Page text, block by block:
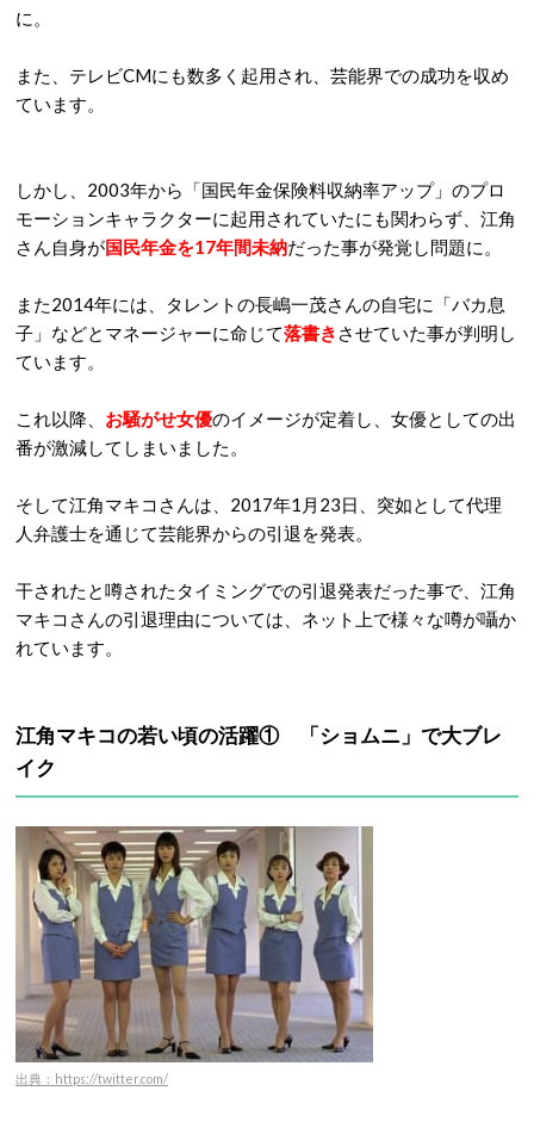
に。
また、テレビCMにも数多く起用され、芸能界での成功を収め
ています。
しかし、2003年から「国民年金保険料収納率アップ」のプロ
モーションキャラクターに起用されていたにも関わらず、江角
さん自身が国民年金を17年間未納だった事が発覚し問題に。
また2014年には、タレントの長嶋一茂さんの自宅に「バカ息
子」などとマネージャーに命じて落書き させていた事が判明し
ています。
これ以降、 お騒がせ女優のイメージが定着し、女優としての出
番が激減してしまいました。
そして江角マキコさんは、2017年1月23日、突如として代理
人弁護士を通じて芸能界からの引退を発表。
干されたと噂されたタイミングでの引退発表だった事で、江角
マキコさんの引退理由については、ネット上で様々な噂が囁か
れています。
江角マキコの若い頃の活躍① 「ショムニ」で大ブレ
イク
出典：https://twitter.com/